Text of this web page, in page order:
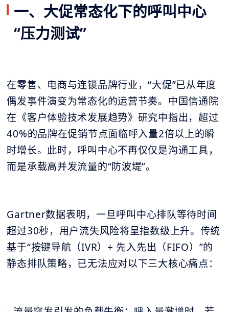
一、大促常态化下的呼叫中心
“压力测试”
在零售、电商与连锁品牌行业，“大促”已从年度
偶发事件演变为常态化的运营节奏。中国信通院
在《客户体验技术发展趋势》研究中指出，超过
40%的品牌在促销节点面临呼入量2倍以上的瞬
时增长。此时，呼叫中心不再仅仅是沟通工具，
而是承载高并发流量的“防波堤”。
Gartner数据表明，一旦呼叫中心排队等待时间
超过30秒，用户流失风险将呈指数级上升。传统
基于“按键导航（IVR）+ 先入先出（FIFO）”的
静态排队策略，已无法应对以下三大核心痛点：